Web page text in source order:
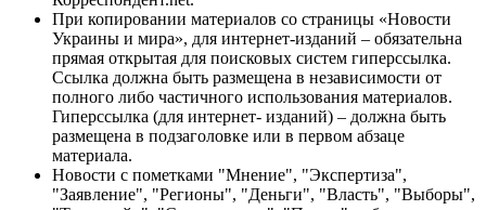
При копировании материалов со страницы «Новости
Украины и мира», для интернет-изданий – обязательна
прямая открытая для поисковых систем гиперссылка.
Ссылка должна быть размещена в независимости от
полного либо частичного использования материалов.
Гиперссылка (для интернет- изданий) – должна быть
размещена в подзаголовке или в первом абзаце
материала.
Новости с пометками "Мнение", "Экспертиза",
"Заявление", "Регионы", "Деньги", "Власть", "Выборы",